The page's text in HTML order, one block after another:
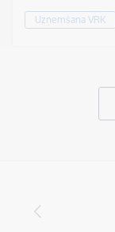
Uzņemšana VRK